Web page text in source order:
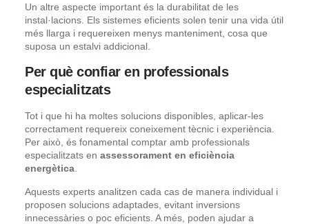
Un altre aspecte important és la durabilitat de les
instal·lacions. Els sistemes eficients solen tenir una vida útil
més llarga i requereixen menys manteniment, cosa que
suposa un estalvi addicional.
Per què confiar en professionals
especialitzats
Tot i que hi ha moltes solucions disponibles, aplicar-les
correctament requereix coneixement tècnic i experiència.
Per això, és fonamental comptar amb professionals
especialitzats enassessorament en eficiència
energètica
Aquests experts analitzen cada cas de manera individual i
proposen solucions adaptades, evitant inversions
innecessàries o poc eficients. A més, poden ajudar a